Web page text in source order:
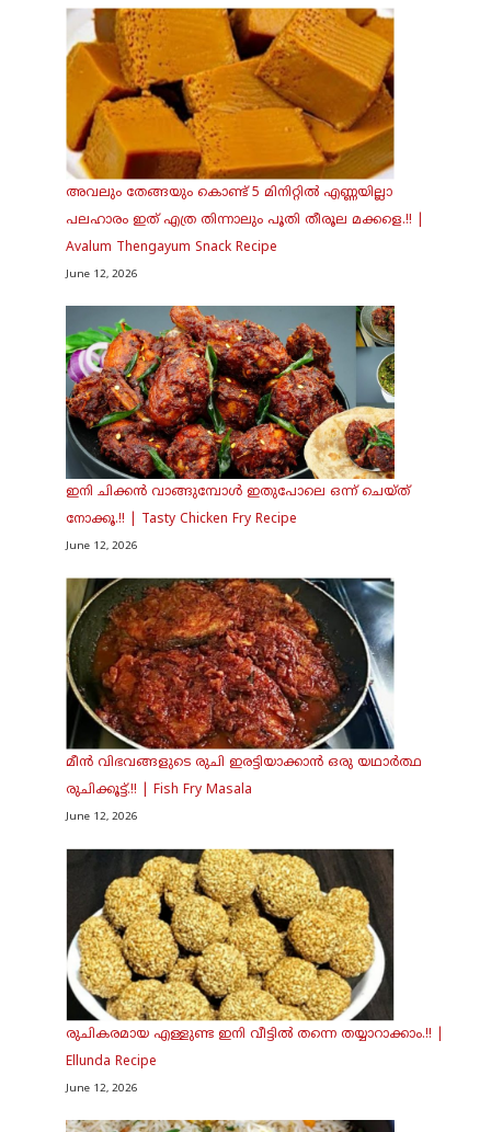
അവലും തേങ്ങയും കൊണ്ട് 5 മിനിറ്റിൽ എണ്ണയില്ലാ
പലഹാരം ഇത് എത്ര തിന്നാലും പൂതി തീരൂല മക്കളെ.!! |
Avalum Thengayum Snack Recipe
June 12, 2026
ഇനി ചിക്കൻ വാങ്ങുമ്പോൾ ഇതുപോലെ ഒന്ന് ചെയ്ത്
നോക്കൂ.!! | Tasty Chicken Fry Recipe
June 12, 2026
മീൻ വിഭവങ്ങളുടെ രുചി ഇരട്ടിയാക്കാൻ ഒരു യഥാർത്ഥ
രുചിക്കൂട്ട്.!! | Fish Fry Masala
June 12, 2026
രുചികരമായ എള്ളുണ്ട ഇനി വീട്ടിൽ തന്നെ തയ്യാറാക്കാം.!! |
Ellunda Recipe
June 12, 2026